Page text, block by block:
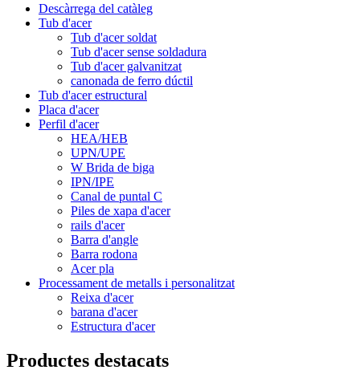
Descàrrega del catàleg
Tub d'acer
Tub d'acer soldat
Tub d'acer sense soldadura
Tub d'acer galvanitzat
canonada de ferro dúctil
Tub d'acer estructural
Placa d'acer
Perfil d'acer
HEA/HEB
UPN/UPE
W Brida de biga
IPN/IPE
Canal de puntal C
Piles de xapa d'acer
rails d'acer
Barra d'angle
Barra rodona
Acer pla
Processament de metalls i personalitzat
Reixa d'acer
barana d'acer
Estructura d'acer
Productes destacats